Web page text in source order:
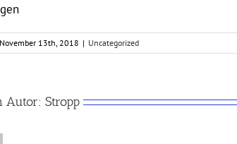
November 13th, 2018 | Uncategorized
Autor: Stropp